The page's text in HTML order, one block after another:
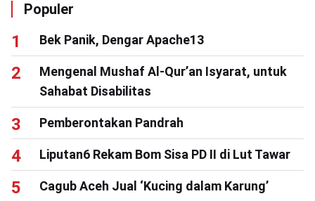
Populer
Bek Panik, Dengar Apache13
Mengenal Mushaf Al-Qur’an Isyarat, untuk
Sahabat Disabilitas
Pemberontakan Pandrah
Liputan6 Rekam Bom Sisa PD II di Lut Tawar
Cagub Aceh Jual ‘Kucing dalam Karung’